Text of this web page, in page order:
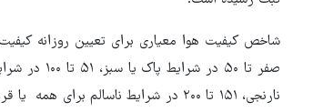
شاخص کیفیت هوا معیاری برای تعیین روزانه